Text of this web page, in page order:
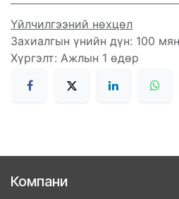
Үйлчилгээний нөхцөл
Захиалгын үнийн дүн: 100
Хүргэлт: Ажлын 1 өдөр
Компани